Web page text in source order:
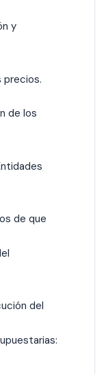
y
precios.
de los
de que
del